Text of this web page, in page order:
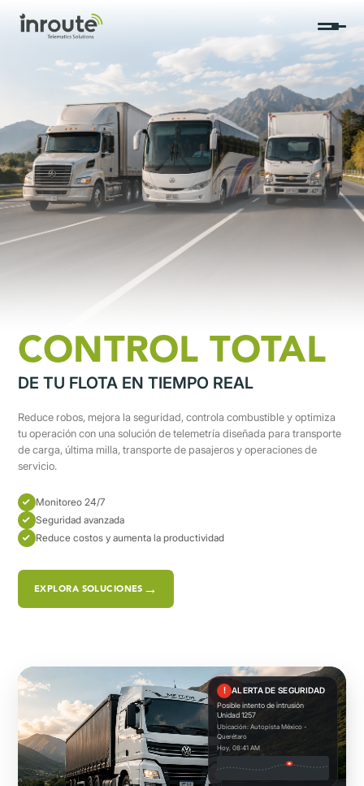
CONTROL TOTAL
DE TU FLOTA EN TIEMPO REAL
Reduce robos, mejora la seguridad, controla combustible y optimiza
tu operación con una solución de telemetría diseñada para transporte
de carga, última milla, transporte de pasajeros y operaciones de
servicio.
Monitoreo 24/7
Seguridad avanzada
Reduce costos y aumenta la productividad
EXPLORA SOLUCIONES
! ALERTA DE SEGURIDAD
Posible intento de intrusión
Unidad 1257
Ubicación: Autopista México -
Querétaro
Hoy, 08:41 AM